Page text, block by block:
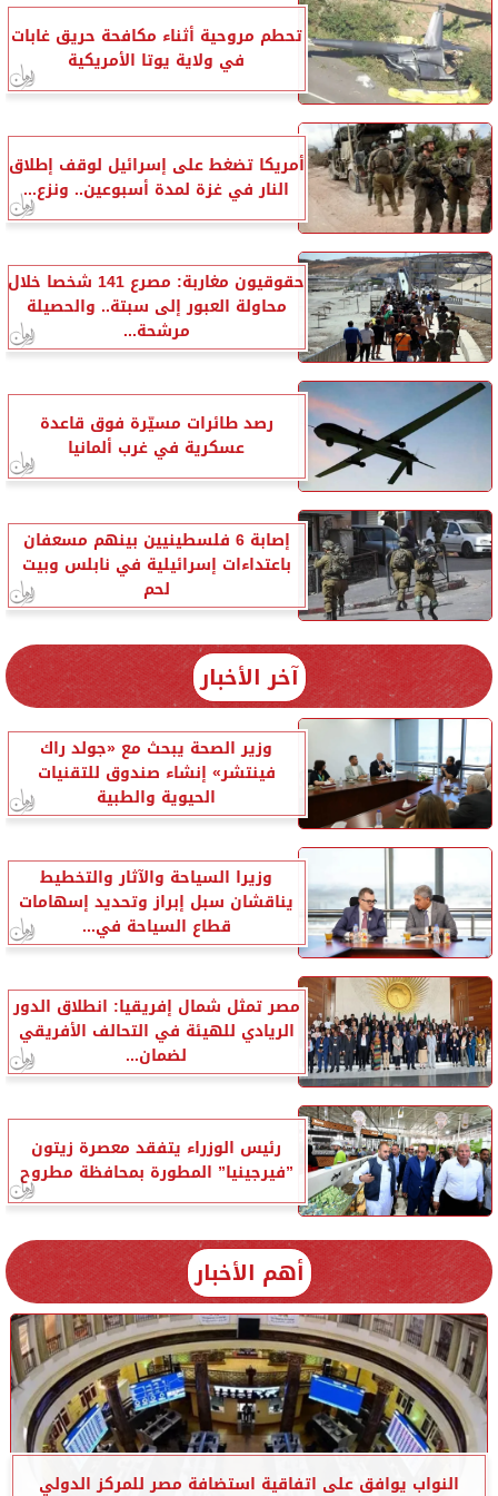
تحطم مروحية أثناء مكافحة حريق غابات
في ولاية يوتا الأمريكية
أمريكا تضغط على إسرائيل لوقف إطلاق
النار في غزة لمدة أسبوعين.. ونزع...
حقوقيون مغاربة: مصرع 141 شخصا خلال
محاولة العبور إلى سبتة.. والحصيلة
مرشحة...
رصد طائرات مسيّرة فوق قاعدة
عسكرية في غرب ألمانيا
إصابة 6 فلسطينيين بينهم مسعفان
باعتداءات إسرائيلية في نابلس وبيت
لحم
آخر الأخبار
وزير الصحة يبحث مع «جولد راك
فينتشر» إنشاء صندوق للتقنيات
الحيوية والطبية
وزيرا السياحة والآثار والتخطيط
يناقشان سبل إبراز وتحديد إسهامات
قطاع السياحة في...
مصر تمثل شمال إفريقيا: انطلاق الدور
الريادي للهيئة في التحالف الأفريقي
لضمان...
رئيس الوزراء يتفقد معصرة زيتون
”فيرجينيا” المطورة بمحافظة مطروح
أهم الأخبار
النواب يوافق على اتفاقية استضافة مصر للمركز الدولي